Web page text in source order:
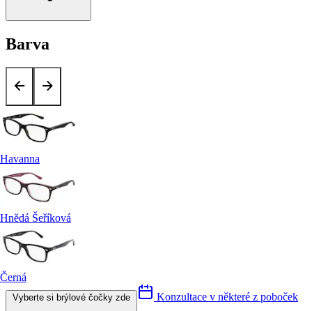
Barva
Havanna
Hnědá Šeříková
Černá
Konzultace v některé z poboček